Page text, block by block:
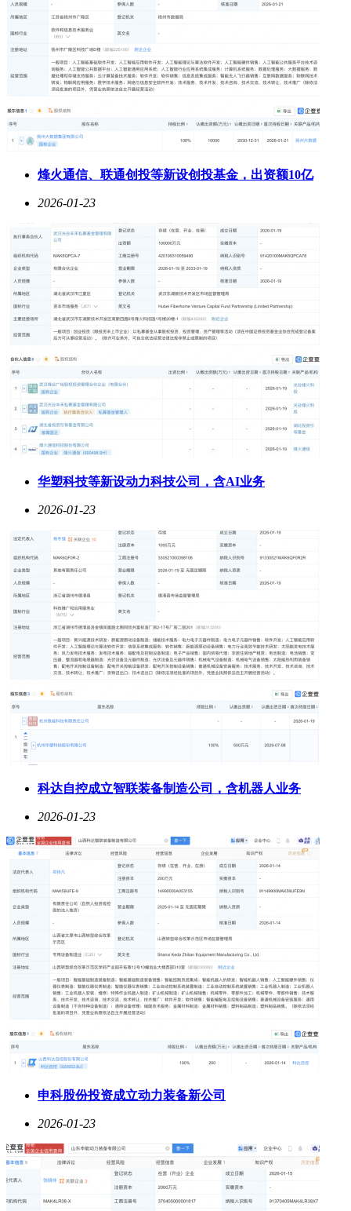
烽火通信、联通创投等新设创投基金，出资额10亿
2026-01-23
华塑科技等新设动力科技公司，含AI业务
2026-01-23
科达自控成立智联装备制造公司，含机器人业务
2026-01-23
申科股份投资成立动力装备新公司
2026-01-23